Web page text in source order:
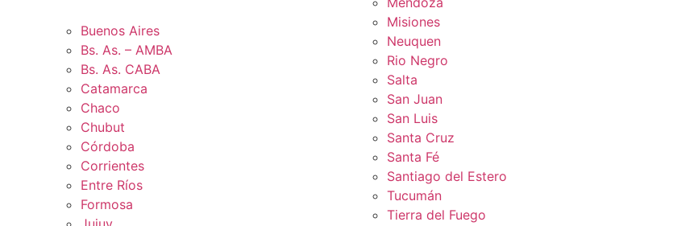
Buenos Aires
Bs. As. – AMBA
Bs. As. CABA
Catamarca
Chaco
Chubut
Córdoba
Corrientes
Entre Ríos
Formosa
Misiones
Neuquen
Rio Negro
Salta
San Juan
San Luis
Santa Cruz
Santa Fé
Santiago del Estero
Tucumán
Tierra del Fuego